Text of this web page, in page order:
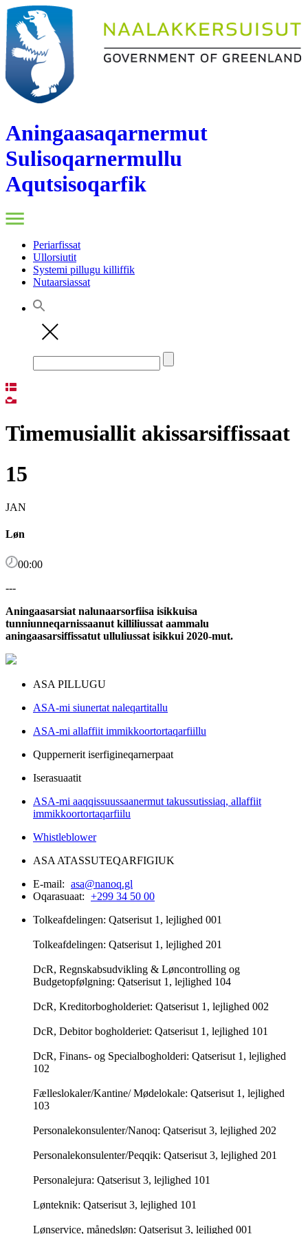
Aningaasaqarnermut
Sulisoqarnermullu
Aqutsisoqarfik
Periarfissat
Ullorsiutit
Systemi pillugu killiffik
Nutaarsiassat
Timemusiallit akissarsiffissaat
15
JAN
Løn
00:00
---
Aningaasarsiat nalunaarsorfiisa isikkuisa
tunniunneqarnissaanut killiliussat aammalu
aningaasarsiffissatut ulluliussat isikkui 2020-mut.
ASA PILLUGU
ASA-mi siunertat naleqartitallu
ASA-mi allaffiit immikkoortortaqarfiillu
Quppernerit iserfigineqarnerpaat
Iserasuaatit
ASA-mi aaqqissuussaanermut takussutissiaq, allaffiit
immikkoortortaqarfiilu
Whistleblower
ASA ATASSUTEQARFIGIUK
E-mail: asa@nanoq.gl
Oqarasuaat: +299 34 50 00
Tolkeafdelingen: Qatserisut 1, lejlighed 001
Tolkeafdelingen: Qatserisut 1, lejlighed 201
DcR, Regnskabsudvikling & Løncontrolling og
Budgetopfølgning: Qatserisut 1, lejlighed 104
DcR, Kreditorbogholderiet: Qatserisut 1, lejlighed 002
DcR, Debitor bogholderiet: Qatserisut 1, lejlighed 101
DcR, Finans- og Specialbogholderi: Qatserisut 1, lejlighed
102
Fælleslokaler/Kantine/ Mødelokale: Qatserisut 1, lejlighed
103
Personalekonsulenter/Nanoq: Qatserisut 3, lejlighed 202
Personalekonsulenter/Peqqik: Qatserisut 3, lejlighed 201
Personalejura: Qatserisut 3, lejlighed 101
Lønteknik: Qatserisut 3, lejlighed 101
Lønservice, månedsløn: Qatserisut 3, lejlighed 001